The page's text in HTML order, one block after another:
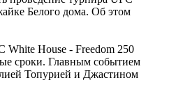
Белого дома. Об этом
White House - Freedom 250
сроки. Главным событием
Топурией и Джастином